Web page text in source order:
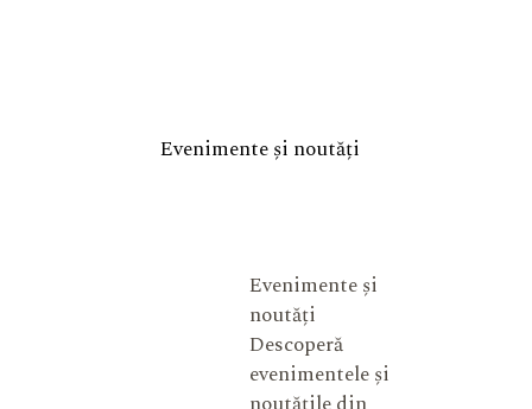
Evenimente și noutăți
Evenimente și
noutăți
Descoperă
evenimentele și